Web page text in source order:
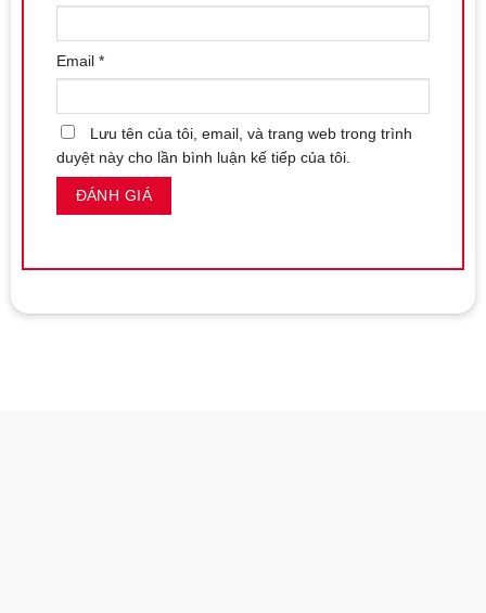
Email *
Lưu tên của tôi, email, và trang web trong trình
duyệt này cho lần bình luận kế tiếp của tôi.